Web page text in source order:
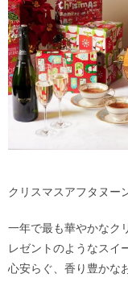
クリスマスアフタヌー
一年で最も華やかなク
レゼントのようなスイ
心安らぐ、香り豊かな